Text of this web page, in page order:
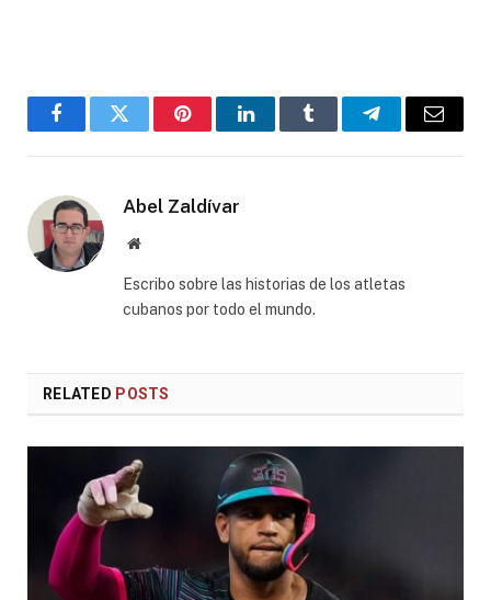
FacebookTwitter PinterestLinkedInTumblr TelegramEmail
Abel Zaldívar
Website
Escribo sobre las historias de los atletas
cubanos por todo el mundo.
RELATED POSTS